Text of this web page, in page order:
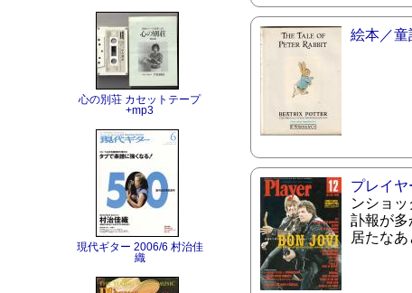
心の別荘 カセットテープ
+mp3
現代ギター 2006/6 村治佳
織
絵本／童
プレイヤ
ンショ
訃報が多
居たなあ